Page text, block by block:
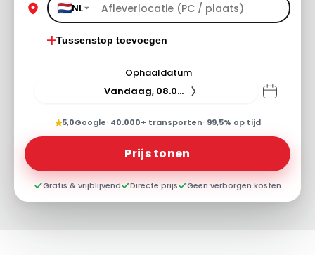
NL
Tussenstop toevoegen
Ophaaldatum
Vandaag, 08.08.26
★5,0Google· 40.000+ transporten· 99,5% op tijd
Prijs tonen
Gratis & vrijblijvend Directe prijs Geen verborgen kosten